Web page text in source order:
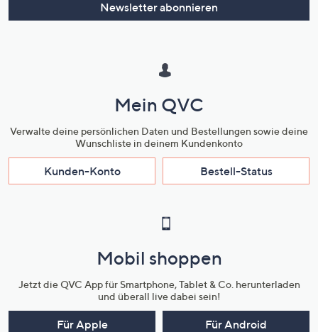
Newsletter abonnieren
Mein QVC
Verwalte deine persönlichen Daten und Bestellungen sowie deine
Wunschliste in deinem Kundenkonto
Kunden-Konto Bestell-Status
Mobil shoppen
Jetzt die QVC App für Smartphone, Tablet & Co. herunterladen
und überall live dabei sein!
Für Apple Für Android